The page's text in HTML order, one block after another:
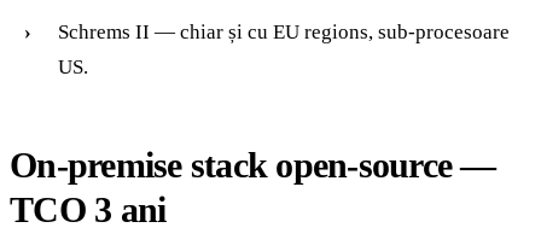
Schrems II — chiar și cu EU regions, sub-procesoare
US.
On-premise stack open-source —
TCO 3 ani